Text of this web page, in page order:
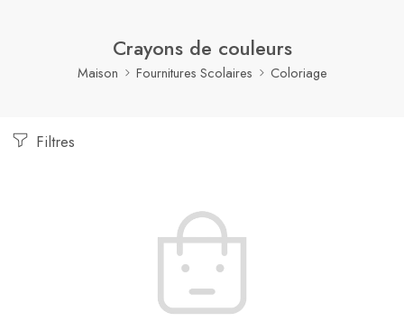
Crayons de couleurs
Maison Fournitures Scolaires Coloriage
Filtres